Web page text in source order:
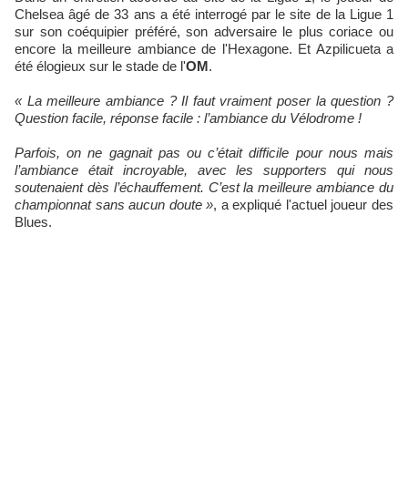
Chelsea âgé de 33 ans a été interrogé par le site de la Ligue 1
sur son coéquipier préféré, son adversaire le plus coriace ou
encore la meilleure ambiance de l'Hexagone. Et Azpilicueta a
été élogieux sur le stade de l'OM.
« La meilleure ambiance ? Il faut vraiment poser la question ?
Question facile, réponse facile : l’ambiance du Vélodrome !
Parfois, on ne gagnait pas ou c’était difficile pour nous mais
l’ambiance était incroyable, avec les supporters qui nous
soutenaient dès l’échauffement. C’est la meilleure ambiance du
championnat sans aucun doute », a expliqué l'actuel joueur des
Blues.